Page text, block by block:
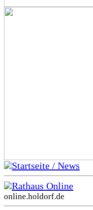
Startseite / News
Rathaus Online
online.holdorf.de